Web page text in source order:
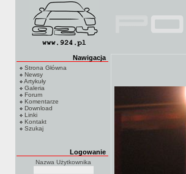
Nawigacja
Strona Główna
Newsy
Artykuły
Galeria
Forum
Komentarze
Download
Linki
Kontakt
Szukaj
Logowanie
Nazwa Użytkownika